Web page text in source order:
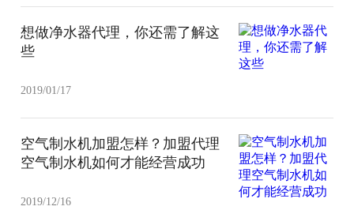
想做净水器代理，你还需了解这
些
2019/01/17
空气制水机加盟怎样？加盟代理
空气制水机如何才能经营成功
2019/12/16